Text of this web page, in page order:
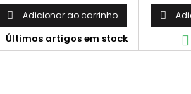
 Adicionar ao carrinho
Últimos artigos em stock

